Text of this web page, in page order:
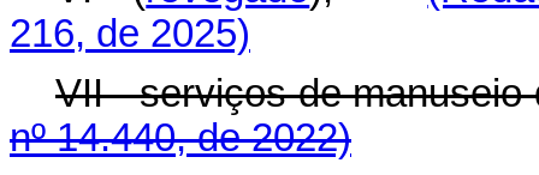
216, de 2025)
VII - serviços de
nº 14.440, de 2022)